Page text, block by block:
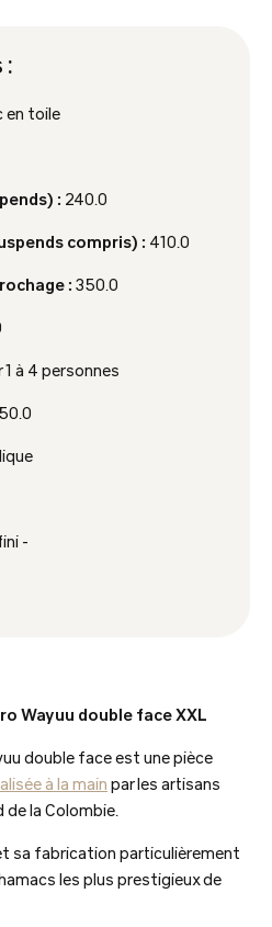
:
en toile
: 240.0
compris) : 410.0
: 350.0
à 4 personnes
-
Wayuu double face XXL
double face est une pièce
à la main par les artisans
de la Colombie.
sa fabrication particulièrement
les plus prestigieux de